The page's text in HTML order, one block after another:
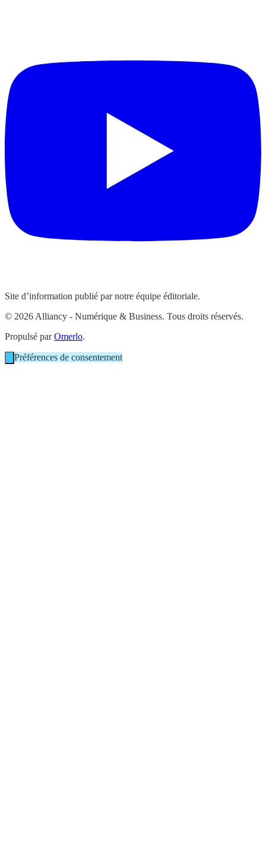
Site d’information publié par notre équipe éditoriale.
© 2026 Alliancy - Numérique & Business. Tous droits réservés.
Propulsé parOmerlo.
Préférences de consentement